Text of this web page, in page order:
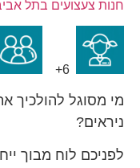
מי מסוגל להולכיך
ניראים?
לפניכם לוח מבוך